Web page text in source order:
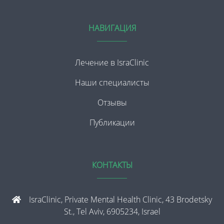
НАВИГАЦИЯ
Лечение в IsraClinic
Наши специалисты
Отзывы
Публикации
КОНТАКТЫ
IsraClinic, Private Mental Health Clinic, 43 Brodetsky
St., Tel Aviv, 6905234, Israel